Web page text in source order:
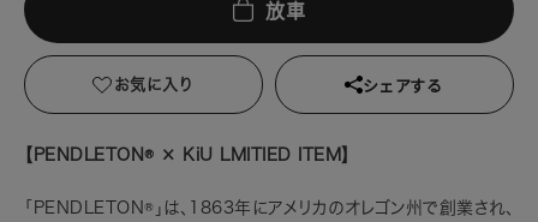
放車
お気に入り シェアする
【PENDLETON® × KiU LMITIED ITEM】
「PENDLETON®」は、1863年にアメリカのオレゴン州で創業され、